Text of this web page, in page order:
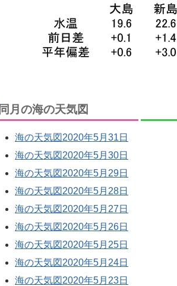
同月の海の天気図
海の天気図2020年5月31日
海の天気図2020年5月30日
海の天気図2020年5月29日
海の天気図2020年5月28日
海の天気図2020年5月27日
海の天気図2020年5月26日
海の天気図2020年5月25日
海の天気図2020年5月24日
海の天気図2020年5月23日